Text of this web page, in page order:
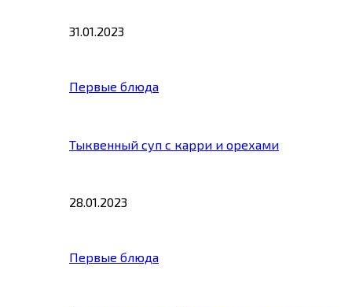
31.01.2023
Первые блюда
Тыквенный суп с карри и орехами
28.01.2023
Первые блюда